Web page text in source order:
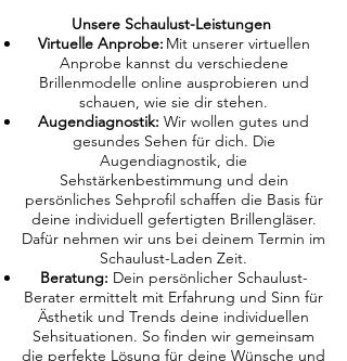
Unsere Schaulust-Leistungen
Virtuelle Anprobe: Mit unserer virtuellen
Anprobe kannst du verschiedene
Brillenmodelle online ausprobieren und
schauen, wie sie dir stehen.
Augendiagnostik: Wir wollen gutes und
gesundes Sehen für dich. Die
Augendiagnostik, die
Sehstärkenbestimmung und dein
persönliches Sehprofil schaffen die Basis für
deine individuell gefertigten Brillengläser.
Dafür nehmen wir uns bei deinem Termin im
Schaulust-Laden Zeit.
Beratung: Dein persönlicher Schaulust-
Berater ermittelt mit Erfahrung und Sinn für
Ästhetik und Trends deine individuellen
Sehsituationen. So finden wir gemeinsam
die perfekte Lösung für deine Wünsche und